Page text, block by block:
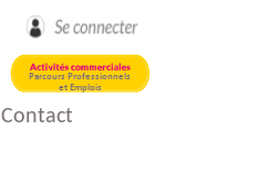
Contact